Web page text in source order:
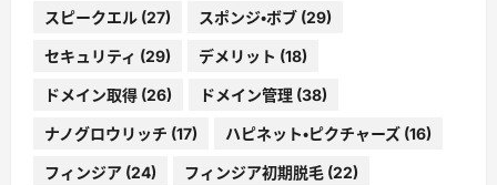
スピークエル (27) スポンジ・ボブ (29)
セキュリティ (29) デメリット (18)
ドメイン取得 (26) ドメイン管理 (38)
ナノグロウリッチ (17) ハピネット・ピクチャーズ (16)
フィンジア (24) フィンジア初期脱毛 (22)